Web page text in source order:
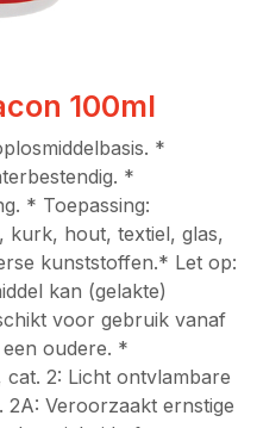
100ml
*
*
* Toepassing:
kurk, hout, textiel, glas,
kunststoffen.* Let op:
kan (gelakte)
voor gebruik vanaf
oudere. *
cat. 2: Licht ontvlambare
2A: Veroorzaakt ernstige